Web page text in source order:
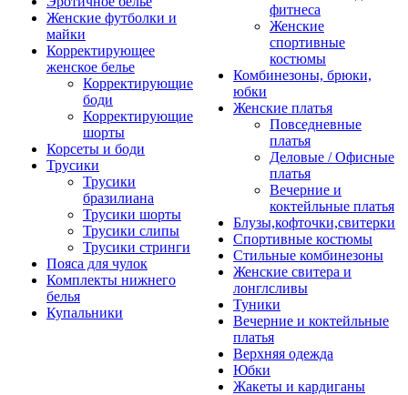
Женские футболки и
майки
Корректирующее
женское белье
Корректирующие
боди
Корректирующие
шорты
Корсеты и боди
Трусики
Трусики
бразилиана
Трусики шорты
Трусики слипы
Трусики стринги
Пояса для чулок
Комплекты нижнего
белья
Купальники
фитнеса
Женские
спортивные
костюмы
Комбинезоны, брюки,
юбки
Женские платья
Повседневные
платья
Деловые / Офисные
платья
Вечерние и
коктейльные платья
Блузы,кофточки,свитерки
Спортивные костюмы
Стильные комбинезоны
Женские свитера и
лонглсливы
Туники
Вечерние и коктейльные
платья
Верхняя одежда
Юбки
Жакеты и кардиганы